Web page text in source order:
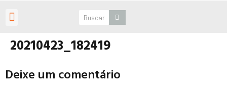
20210423_182419
Deixe um comentário